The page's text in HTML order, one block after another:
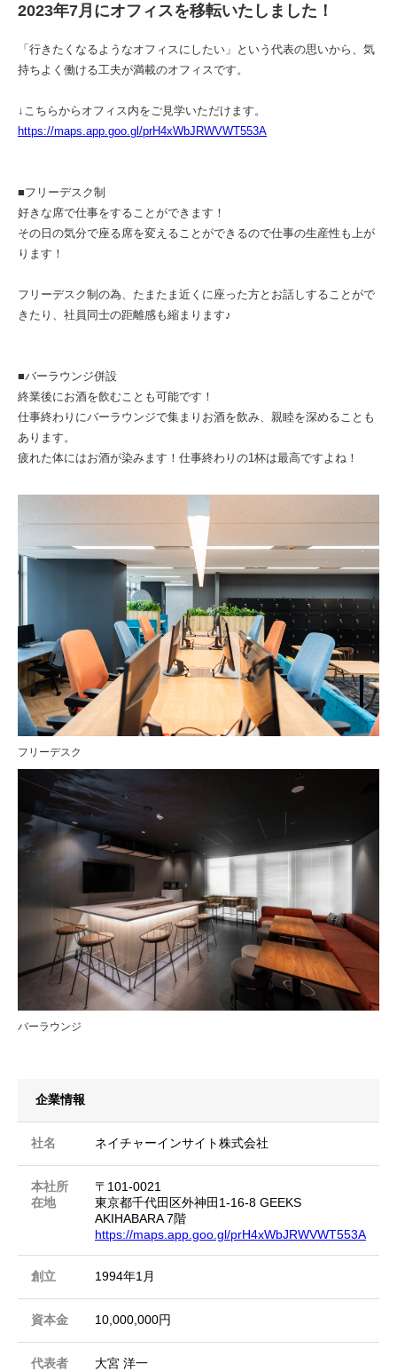
2023年7月にオフィスを移転いたしました！
「行きたくなるようなオフィスにしたい」という代表の思いから、気
持ちよく働ける工夫が満載のオフィスです。
↓こちらからオフィス内をご見学いただけます。
https://maps.app.goo.gl/prH4xWbJRWVWT553A
■フリーデスク制
好きな席で仕事をすることができます！
その日の気分で座る席を変えることができるので仕事の生産性も上が
ります！
フリーデスク制の為、たまたま近くに座った方とお話しすることがで
きたり、社員同士の距離感も縮まります♪
■バーラウンジ併設
終業後にお酒を飲むことも可能です！
仕事終わりにバーラウンジで集まりお酒を飲み、親睦を深めることも
あります。
疲れた体にはお酒が染みます！仕事終わりの1杯は最高ですよね！
フリーデスク
バーラウンジ
企業情報
社名 ネイチャーインサイト株式会社
本社所
在地
〒101-0021
東京都千代田区外神田1-16-8 GEEKS
AKIHABARA 7階
https://maps.app.goo.gl/prH4xWbJRWVWT553A
創立 1994年1月
資本金 10,000,000円
代表者 大宮 洋一